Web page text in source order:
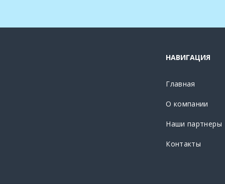
НАВИГАЦИЯ
Главная
О компании
Наши партнеры
Контакты